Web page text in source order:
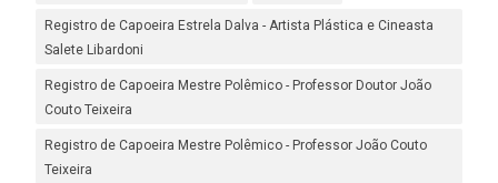
Registro de Capoeira Estrela Dalva - Artista Plástica e Cineasta
Salete Libardoni
Registro de Capoeira Mestre Polêmico - Professor Doutor João
Couto Teixeira
Registro de Capoeira Mestre Polêmico - Professor João Couto
Teixeira